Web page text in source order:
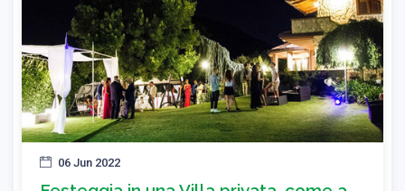
06 Jun 2022